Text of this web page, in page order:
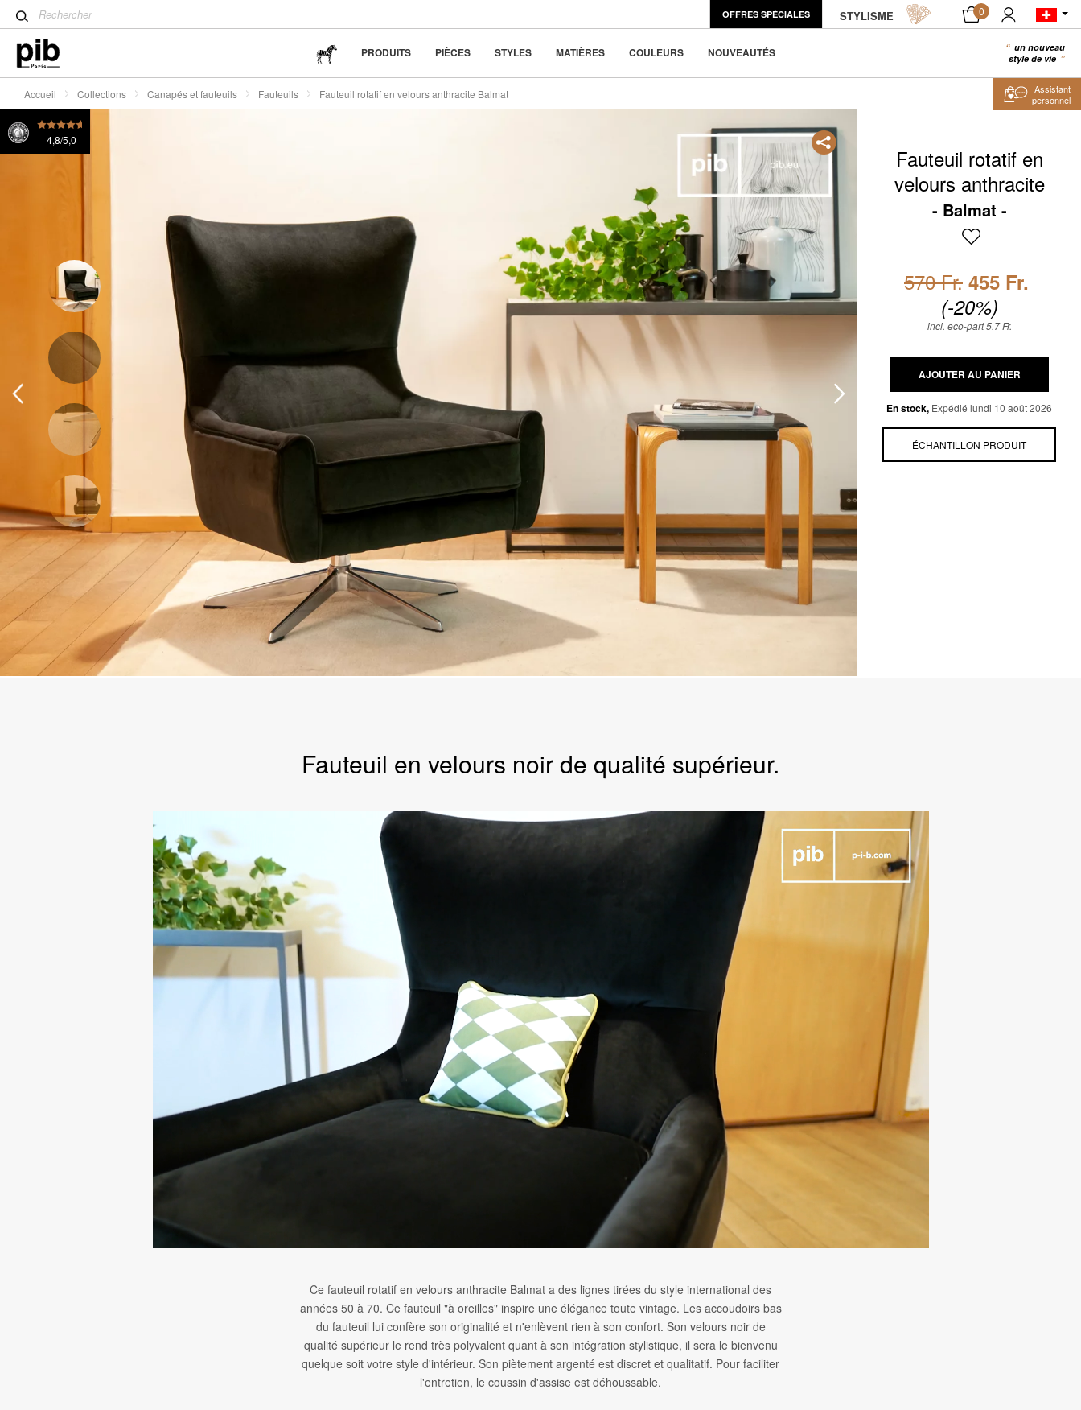
OFFRES SPÉCIALES STYLISME 0
Wabi-Sabi : L'art de trouver la beauté dans la
PRODUITS PIÈCES STYLES MATIÈRES COULEURS NOUVEAUTÉS
un nouveau
style de vie
Fauteuil rotatif en velours anthracite Balmat ÉCHANTILLON PRODUIT AJOUTER AU PANIER
Accueil Collections Canapés et fauteuils Fauteuils Fauteuil rotatif en velours anthracite Balmat
Fauteuil rotatif en
velours anthracite
Balmat
570 Fr. 455 Fr.
(-20%)
incl. eco-part 5.7 Fr.
AJOUTER AU PANIER
En stock, Expédié lundi 10 août 2026
ÉCHANTILLON PRODUIT
Fauteuil en velours noir de qualité supérieur.
Ce fauteuil rotatif en velours anthracite Balmat a des lignes tirées du style international des
années 50 à 70. Ce fauteuil "à oreilles" inspire une élégance toute vintage. Les accoudoirs bas
du fauteuil lui confère son originalité et n'enlèvent rien à son confort. Son velours noir de
qualité supérieur le rend très polyvalent quant à son intégration stylistique, il sera le bienvenu
quelque soit votre style d'intérieur. Son piètement argenté est discret et qualitatif. Pour faciliter
l'entretien, le coussin d'assise est déhoussable.
4,8/5,0
Assistant
personnel